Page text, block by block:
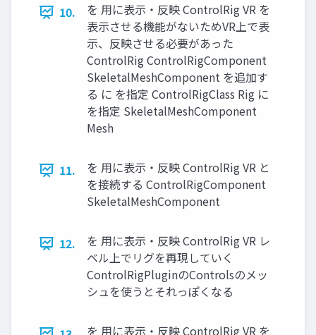
10.
を 用に表示・反映 ControlRig VR を
表示させる機能がないためVR上で表
示、反映させる必要があった
ControlRig ControlRigComponent
SkeletalMeshComponent を追加す
る に を指定 ControlRigClass Rig に
を指定 SkeletalMeshComponent
Mesh
11.
を 用に表示・反映 ControlRig VR と
を接続する ControlRigComponent
SkeletalMeshComponent
12.
を 用に表示・反映 ControlRig VR レ
ベル上でリグを再現していく
ControlRigPluginのControlsのメッ
シュを使うとそれっぽくなる
を 用に表示・反映 ControlRig VR を